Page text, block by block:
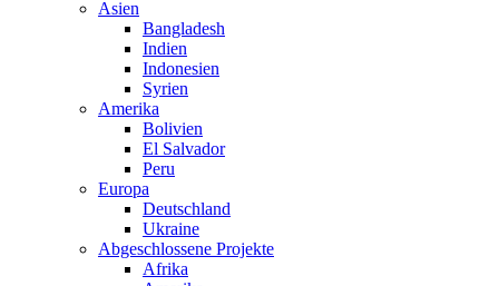
Asien
Bangladesh
Indien
Indonesien
Syrien
Amerika
Bolivien
El Salvador
Peru
Europa
Deutschland
Ukraine
Abgeschlossene Projekte
Afrika